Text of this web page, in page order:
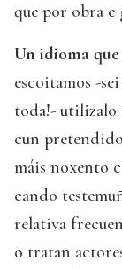
que por obra e
Un idioma
escoitamos -
toda!- utilizalo
cun
máis noxento
cando
relativa
o tratan